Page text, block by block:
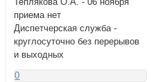
приема нет
Диспетчерская служба -
круглосуточно без перерывов
и выходных
0